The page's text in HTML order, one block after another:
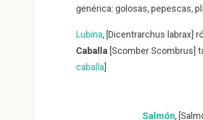
genérica: golosas, pepescas,
Lubina, [Dicentrarchus labrax]
Caballa[Scomber Scombrus]
caballa]
Salmón,